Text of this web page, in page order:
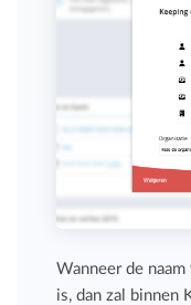
Wanneer de
is, dan zal binnen